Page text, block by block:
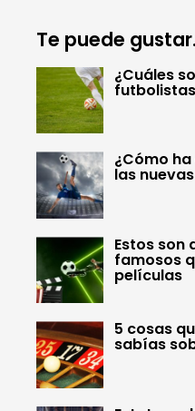
Te puede
¿Cuáles
¿Cómo
las
Estos son
famosos
películas
5 cosas
sabías